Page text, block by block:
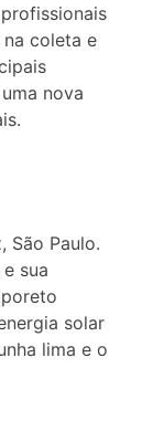
coleta e
nova
São Paulo.
sua
solar
lima e o